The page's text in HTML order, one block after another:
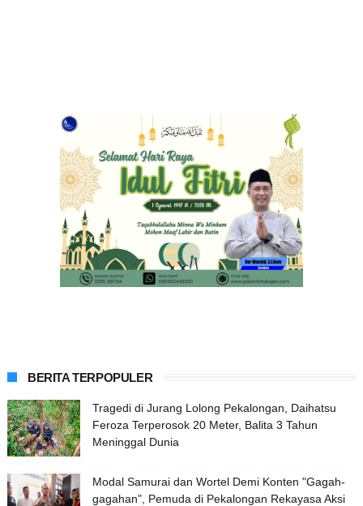
BERITA TERPOPULER
Tragedi di Jurang Lolong Pekalongan, Daihatsu
Feroza Terperosok 20 Meter, Balita 3 Tahun
Meninggal Dunia
Modal Samurai dan Wortel Demi Konten "Gagah-
gagahan", Pemuda di Pekalongan Rekayasa Aksi